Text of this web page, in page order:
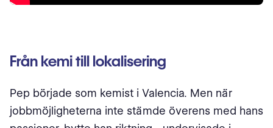
Från kemi till lokalisering
Pep började som kemist i Valencia. Men när
jobbmöjligheterna inte stämde överens med hans